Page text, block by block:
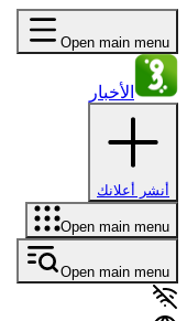
Open main menu
الأخبار
أنشر أعلانك
Open main menu
Open main menu